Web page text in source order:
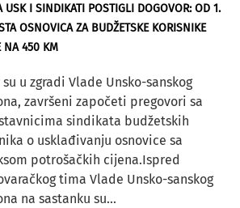
USK I SINDIKATI POSTIGLI DOGOVOR: OD 1.
OSNOVICA ZA BUDŽETSKE KORISNIKE
NA 450 KM
su u zgradi Vlade Unsko-sanskog
završeni započeti pregovori sa
sindikata budžetskih
o usklađivanju osnovice sa
potrošačkih cijena.Ispred
tima Vlade Unsko-sanskog
na sastanku su...